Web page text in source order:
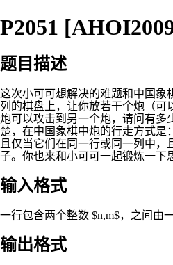
P2051
题目描述
这次小可可想解决的难题和中国象
列的棋盘上，让你放若干个炮（可
炮可以攻击到另一个炮，请问有多
楚，在中国象棋中炮的行走方式是
且仅当它们在同一行或同一列中，
子。你也来和小可可一起锻炼一下
输入格式
一行包含两个整数 $n,m$，之间由
输出格式